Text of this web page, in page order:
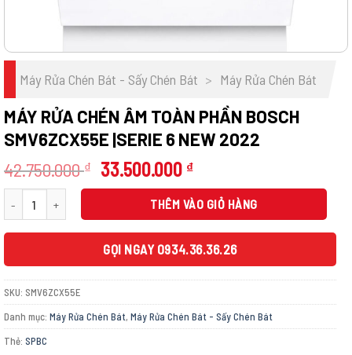
Máy Rửa Chén Bát - Sấy Chén Bát > Máy Rửa Chén Bát
MÁY RỬA CHÉN ÂM TOÀN PHẦN BOSCH
SMV6ZCX55E |SERIE 6 NEW 2022
42.750.000₫
Giá
gốc
42.750.000 ₫.
33.500.000 ₫Giá
hiện
tại
là:
33.500.000 ₫.
Máy rửa Chén Âm Toàn Phần BOSCH SMV6ZCX55E |Serie 6 New 2022 số lượng
THÊM VÀO GIỎ HÀNG
GỌI NGAY 0934.36.36.26
SKU: SMV6ZCX55E
Danh mục: Máy Rửa Chén Bát, Máy Rửa Chén Bát - Sấy Chén Bát
Thẻ: SPBC